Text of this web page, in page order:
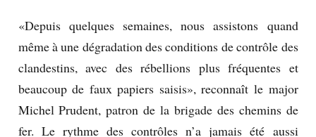
«Depuis quelques semaines, nous assistons quand
même à une dégradation des conditions de contrôle des
clandestins, avec des rébellions plus fréquentes et
beaucoup de faux papiers saisis», reconnaît le major
Michel Prudent, patron de la brigade des chemins de
fer. Le rythme des contrôles n’a jamais été aussi